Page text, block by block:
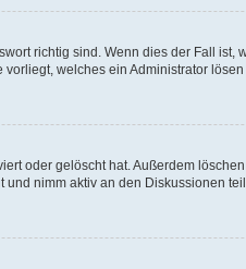
richtig sind. Wenn dies der Fall
welches ein Administrator lösen
oder gelöscht hat. Außerdem
nimm aktiv an den Diskussionen